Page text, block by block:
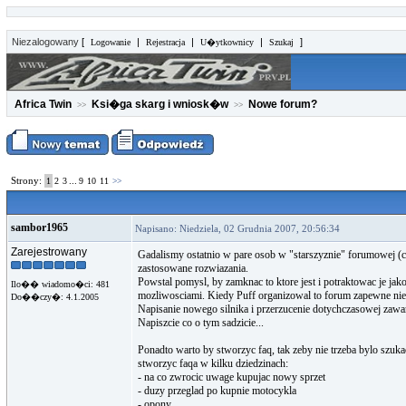
Niezalogowany [ Logowanie | Rejestracja | U�ytkownicy | Szukaj ]
Africa Twin >> Ksi�ga skarg i wniosk�w >> Nowe forum?
Strony: 1 2 3 9 10 11 >>
sambor1965 Napisano: Niedziela, 02 Grudnia 2007, 20:56:34
Zarejestrowany
Ilo�� wiadomo�ci: 481
Do��czy�: 4.1.2005
Gadalismy ostatnio w pare osob w "starszyznie" forumowej
zastosowane rozwiazania.
Powstal pomysl, by zamknac to ktore jest i potraktowac je
mozliwosciami. Kiedy Puff organizowal to forum zapewne
Napisanie nowego silnika i przerzucenie dotychczasowej
Napiszcie co o tym sadzicie...
Ponadto warto by stworzyc faq, tak zeby nie trzeba bylo
stworzyc faqa w kilku dziedzinach:
- na co zwrocic uwage kupujac nowy sprzet
- duzy przeglad po kupnie motocykla